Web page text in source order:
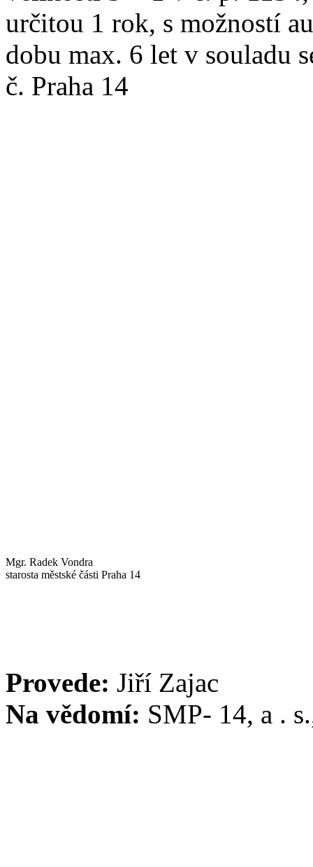
určitou 1 rok, s možností
dobu max. 6 let v souladu
č. Praha 14
Mgr. Radek Vondra
starosta městské části Praha 14
Provede: Jiří Zajac
Na vědomí: SMP- 14, a .